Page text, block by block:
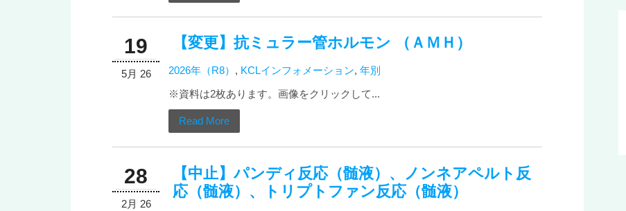
19
5月 26
【変更】抗ミュラー管ホルモン （ＡＭＨ）
2026年（R8） , KCLインフォメーション, 年別
※資料は2枚あります。画像をクリックして...
Read More
28
2月 26
【中止】パンディ反応（髄液）、ノンネアペルト反
応（髄液）、トリプトファン反応（髄液）